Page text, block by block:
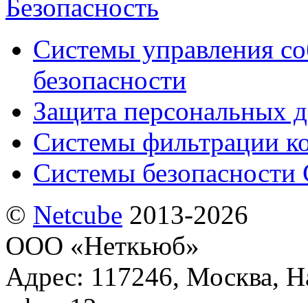
Безопасность
Системы управления
безопасности
Защита персональных
Системы фильтрации
Системы безопасности
© Netсube 2013-2026
ООО «Неткьюб»
Адрес: 117246, Москва,